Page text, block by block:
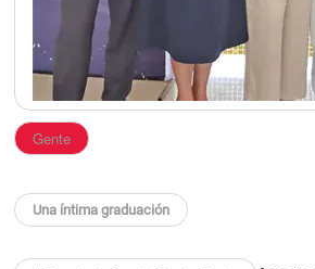
Gente
Una íntima graduación